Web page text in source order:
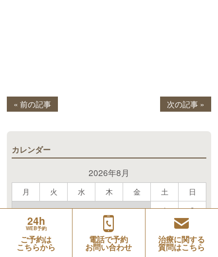
« 前の記事 次の記事 »
カレンダー
2026年8月
月 火 水 木 金 土
日
1
2
3
6
10
11 13 15 16
24h
WEB予約
ご予約は
こちらから
電話で予約
お問い合わせ
治療に関する
質問はこちら